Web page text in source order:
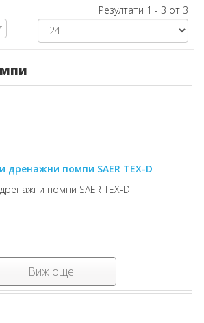
Резултати 1 - 3 от 3
дренажни помпи SAER TEX-D
помпи SAER TEX-D
Виж още